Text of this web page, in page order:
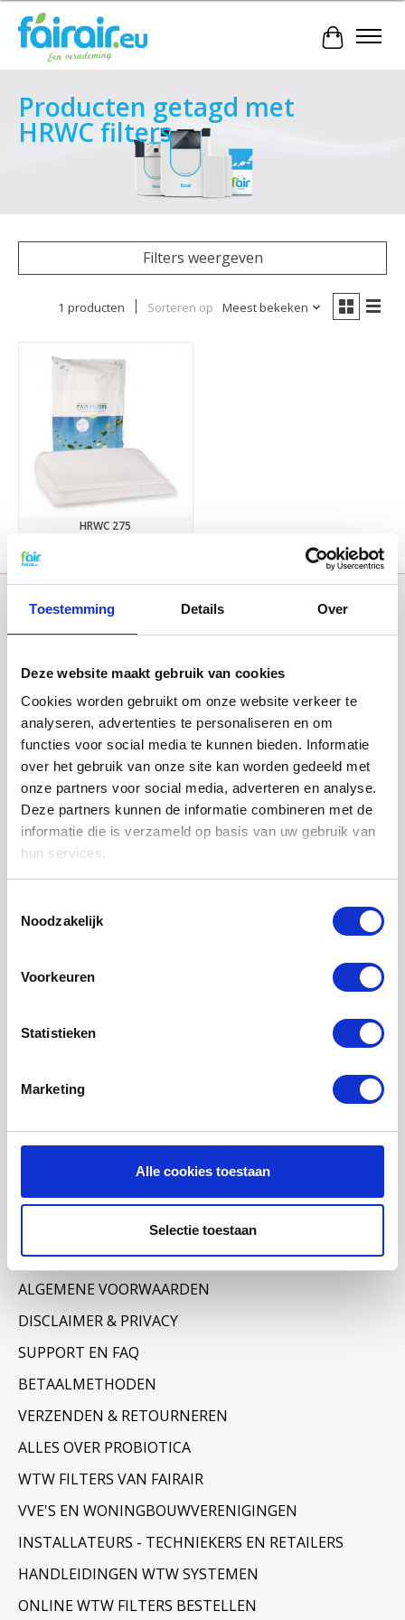
Toestemming Details Over
Deze website maakt gebruik van cookies
Cookies worden gebruikt om onze website verkeer te
analyseren, advertenties te personaliseren en om
functies voor social media te kunnen bieden. Informatie
over het gebruik van onze site kan worden gedeeld met
onze partners voor social media, adverteren en analyse.
Deze partners kunnen de informatie combineren met de
informatie die is verzameld op basis van uw gebruik van
hun services.
Noodzakelijk
Voorkeuren
Statistieken
Marketing
Alle cookies toestaan
Selectie toestaan
Producten getagd met
HRWC filters
Filters weergeven
1 producten Sorteren op Meest bekeken
HRWC 275
Categorieën
WTW FILTERS
LUCHTVERWARMING FILTERS
FILTERDOEKEN / MATTEN
KEGELFILTERS - CONISCHE FILTERS
ONDERHOUD WTW VENTILATIE
Mijn account
Mijn bestellingen
OVER ONS
ALGEMENE VOORWAARDEN
DISCLAIMER & PRIVACY
SUPPORT EN FAQ
BETAALMETHODEN
VERZENDEN & RETOURNEREN
ALLES OVER PROBIOTICA
WTW FILTERS VAN FAIRAIR
VVE'S EN WONINGBOUWVERENIGINGEN
INSTALLATEURS - TECHNIEKERS EN RETAILERS
HANDLEIDINGEN WTW SYSTEMEN
ONLINE WTW FILTERS BESTELLEN